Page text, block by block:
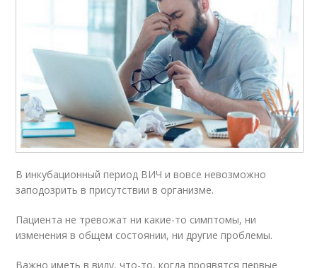
В инкубационный период ВИЧ и вовсе невозможно
заподозрить в присутствии в организме.
Пациента не тревожат ни какие-то симптомы, ни
изменения в общем состоянии, ни другие проблемы.
Важно иметь в виду, что-то, когда проявятся первые